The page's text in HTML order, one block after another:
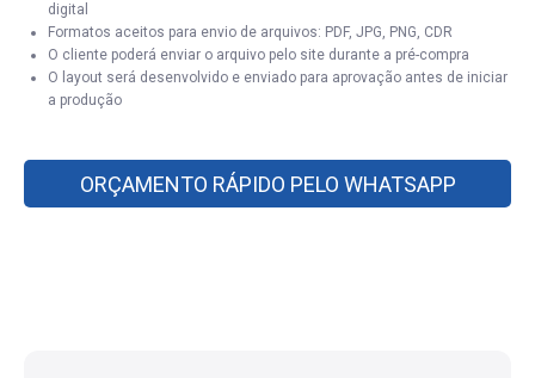
digital
Formatos aceitos para envio de arquivos: PDF, JPG, PNG, CDR
O cliente poderá enviar o arquivo pelo site durante a pré-compra
O layout será desenvolvido e enviado para aprovação antes de iniciar
a produção
ORÇAMENTO RÁPIDO PELO WHATSAPP